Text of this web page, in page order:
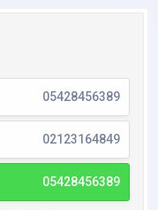
05428456389
02123164849
05428456389